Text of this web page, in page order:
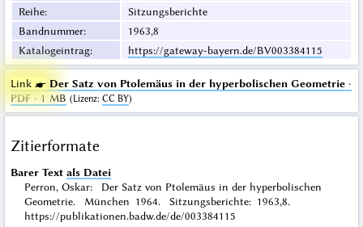
Reihe:
Sitzungsberichte
Bandnummer:
1963,8
Katalogeintrag: https://gateway-bayern.de/BV003384115
Link ☛ Der Satz von Ptolemäus in der hyperbolischen Geometrie·
PDF · 1 MB (Lizenz: CC BY)
Zitierformate
Barer Text als Datei
Perron, Oskar: Der Satz von Ptolemäus in der hyperbolischen
Geometrie. München 1964. Sitzungsberichte: 1963,8.
https://publikationen.badw.de/de/003384115